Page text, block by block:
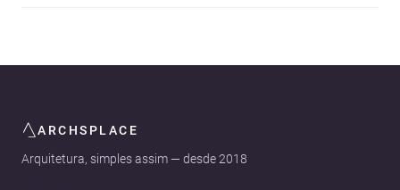
ARCHSPLACE
Arquitetura, simples assim — desde 2018